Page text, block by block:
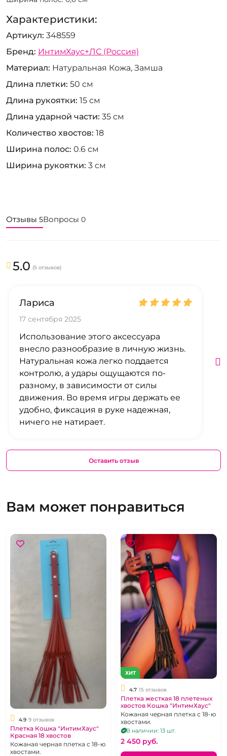
Характеристики:
Артикул 348559
Бренд ИнтимХаус+ЛС (Россия)
Материал Натуральная Кожа, Замша
Длина плетки 50 см
Длина рукоятки 15 см
Длина ударной части 35 см
Количество хвостов 18
Ширина полос 0.6 см
Ширина рукоятки 3 см
Отзывы 5Вопросы 0
5.0 (5 отзывов)
Лариса
17 сентября 2025
Использование этого аксессуара
внесло разнообразие в личную жизнь.
Натуральная кожа легко поддается
контролю, а удары ощущаются по-
разному, в зависимости от силы
движения. Во время игры держать ее
удобно, фиксация в руке надежная,
ничего не натирает.
Оставить отзыв
Вам может понравиться
4.9 9 отзывов
Плетка Кошка "ИнтимХаус"
Красная 18 хвостов
Кожаная черная плетка с 18-ю
хвостами.
ХИТ
4.7 15 отзывов
Плетка жесткая 18 плетеных
хвостов Кошка "ИнтимХаус"
Кожаная черная плетка с 18-ю
хвостами.
В наличии: 13 шт.
2 450 pуб.